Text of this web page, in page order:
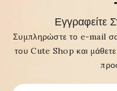
Συμπληρώστε το e-mail
του Cute Shop και μάθετε